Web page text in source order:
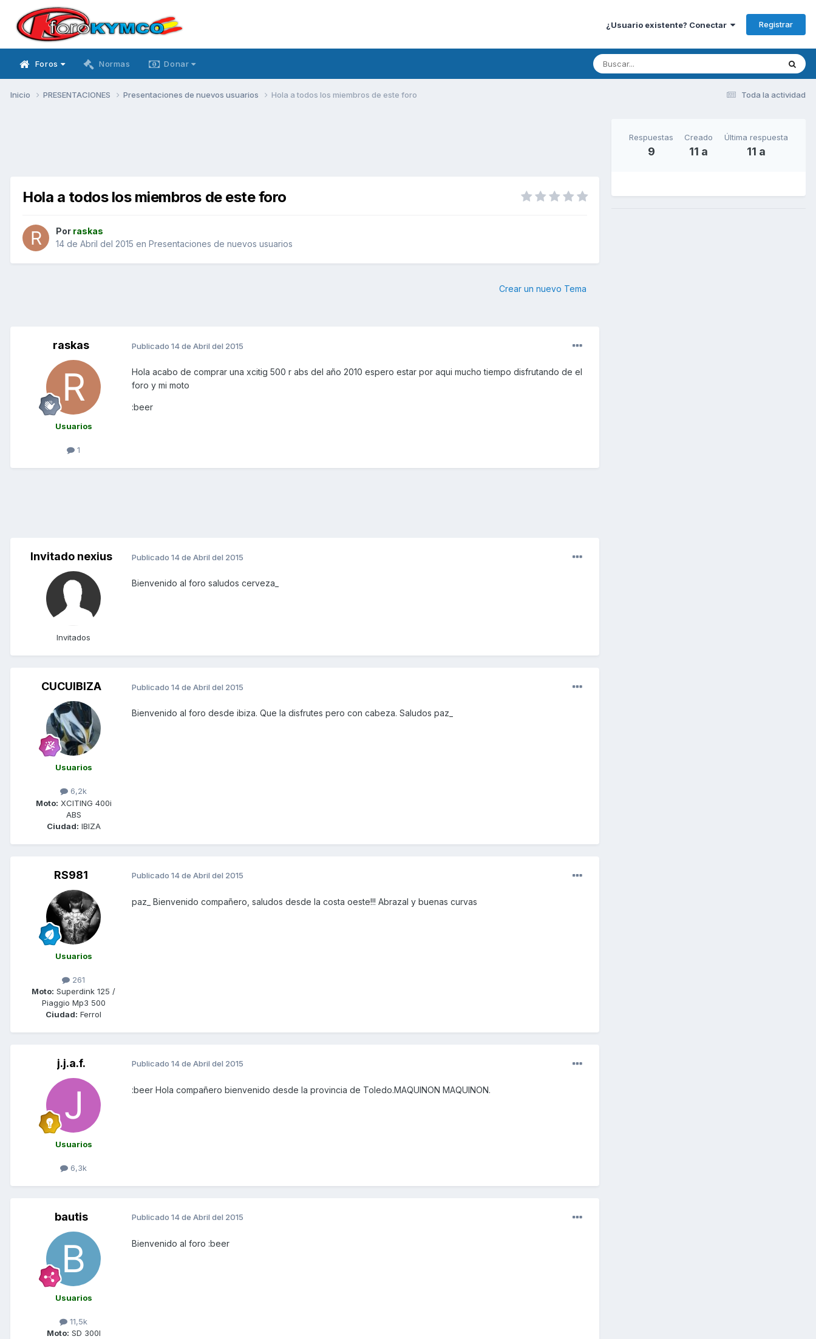
¿Usuario existente? Conectar Registrar
Foros Normas Donar
Toda la actividad
Inicio PRESENTACIONES Presentaciones de nuevos usuarios Hola a todos los miembros de este foro
Hola a todos los miembros de este foro
Por raskas
14 de Abril del 2015 en Presentaciones de nuevos usuarios
Crear un nuevo Tema
raskas
Usuarios
1
Publicado 14 de Abril del 2015
Hola acabo de comprar una xcitig 500 r abs del año 2010 espero estar por aqui mucho tiempo disfrutando de el
foro y mi moto
:beer
Invitado nexius
Invitados
Publicado 14 de Abril del 2015
Bienvenido al foro saludos cerveza_
CUCUIBIZA
Usuarios
6,2k
Moto: XCITING 400i
ABS
Ciudad: IBIZA
Publicado 14 de Abril del 2015
Bienvenido al foro desde ibiza. Que la disfrutes pero con cabeza. Saludos paz_
RS981
Usuarios
261
Moto: Superdink 125 /
Piaggio Mp3 500
Ciudad: Ferrol
Publicado 14 de Abril del 2015
paz_ Bienvenido compañero, saludos desde la costa oeste!!! Abrazal y buenas curvas
j.j.a.f.
Usuarios
6,3k
Publicado 14 de Abril del 2015
:beer Hola compañero bienvenido desde la provincia de Toledo.MAQUINON MAQUINON.
bautis
Usuarios
11,5k
Moto: SD 300I
Publicado 14 de Abril del 2015
Bienvenido al foro :beer
Respuestas
9
Creado
11 a
Última respuesta
11 a